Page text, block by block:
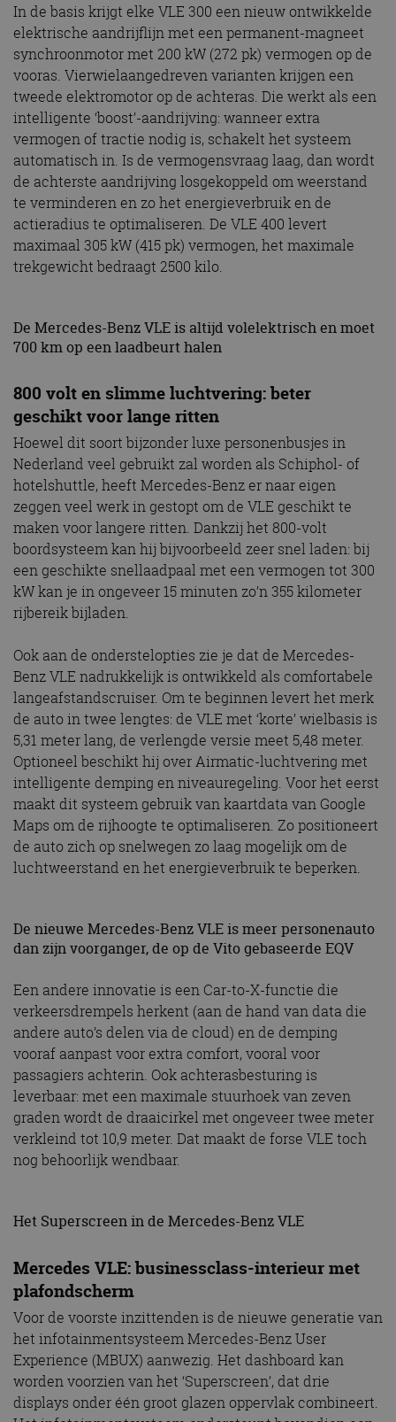
In de basis krijgt elke VLE 300 een nieuw ontwikkelde
elektrische aandrijflijn met een permanent-magneet
synchroonmotor met 200 kW (272 pk) vermogen op de
vooras. Vierwielaangedreven varianten krijgen een
tweede elektromotor op de achteras. Die werkt als een
intelligente ‘boost’-aandrijving: wanneer extra
vermogen of tractie nodig is, schakelt het systeem
automatisch in. Is de vermogensvraag laag, dan wordt
de achterste aandrijving losgekoppeld om weerstand
te verminderen en zo het energieverbruik en de
actieradius te optimaliseren. De VLE 400 levert
maximaal 305 kW (415 pk) vermogen, het maximale
trekgewicht bedraagt 2500 kilo.
De Mercedes-Benz VLE is altijd volelektrisch en moet
700 km op een laadbeurt halen
800 volt en slimme luchtvering: beter
geschikt voor lange ritten
Hoewel dit soort bijzonder luxe personenbusjes in
Nederland veel gebruikt zal worden als Schiphol- of
hotelshuttle, heeft Mercedes-Benz er naar eigen
zeggen veel werk in gestopt om de VLE geschikt te
maken voor langere ritten. Dankzij het 800-volt
boordsysteem kan hij bijvoorbeeld zeer snel laden: bij
een geschikte snellaadpaal met een vermogen tot 300
kW kan je in ongeveer 15 minuten zo’n 355 kilometer
rijbereik bijladen.
Ook aan de onderstelopties zie je dat de Mercedes-
Benz VLE nadrukkelijk is ontwikkeld als comfortabele
langeafstandscruiser. Om te beginnen levert het merk
de auto in twee lengtes: de VLE met ‘korte’ wielbasis is
5,31 meter lang, de verlengde versie meet 5,48 meter.
Optioneel beschikt hij over Airmatic-luchtvering met
intelligente demping en niveauregeling. Voor het eerst
maakt dit systeem gebruik van kaartdata van Google
Maps om de rijhoogte te optimaliseren. Zo positioneert
de auto zich op snelwegen zo laag mogelijk om de
luchtweerstand en het energieverbruik te beperken.
De nieuwe Mercedes-Benz VLE is meer personenauto
dan zijn voorganger, de op de Vito gebaseerde EQV
Een andere innovatie is een Car-to-X-functie die
verkeersdrempels herkent (aan de hand van data die
andere auto’s delen via de cloud) en de demping
vooraf aanpast voor extra comfort, vooral voor
passagiers achterin. Ook achterasbesturing is
leverbaar: met een maximale stuurhoek van zeven
graden wordt de draaicirkel met ongeveer twee meter
verkleind tot 10,9 meter. Dat maakt de forse VLE toch
nog behoorlijk wendbaar.
Het Superscreen in de Mercedes-Benz VLE
Mercedes VLE: businessclass-interieur met
plafondscherm
Voor de voorste inzittenden is de nieuwe generatie van
het infotainmentsysteem Mercedes-Benz User
Experience (MBUX) aanwezig. Het dashboard kan
worden voorzien van het ‘Superscreen’, dat drie
displays onder één groot glazen oppervlak combineert.